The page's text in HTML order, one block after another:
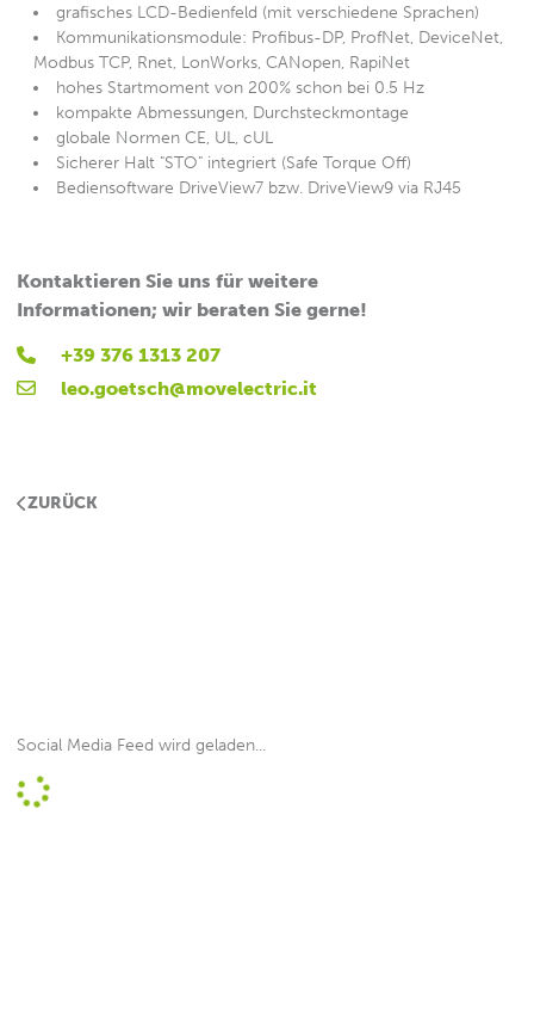
grafisches LCD-Bedienfeld (mit verschiedene Sprachen)
Kommunikationsmodule: Profibus-DP, ProfNet, DeviceNet,
Modbus TCP, Rnet, LonWorks, CANopen, RapiNet
hohes Startmoment von 200% schon bei 0.5 Hz
kompakte Abmessungen, Durchsteckmontage
globale Normen CE, UL, cUL
Sicherer Halt "STO" integriert (Safe Torque Off)
Bediensoftware DriveView7 bzw. DriveView9 via RJ45
Kontaktieren Sie uns für weitere
Informationen; wir beraten Sie gerne!
+39 376 1313 207
leo.goetsch@movelectric.it
ZURÜCK
Social Media Feed wird geladen...